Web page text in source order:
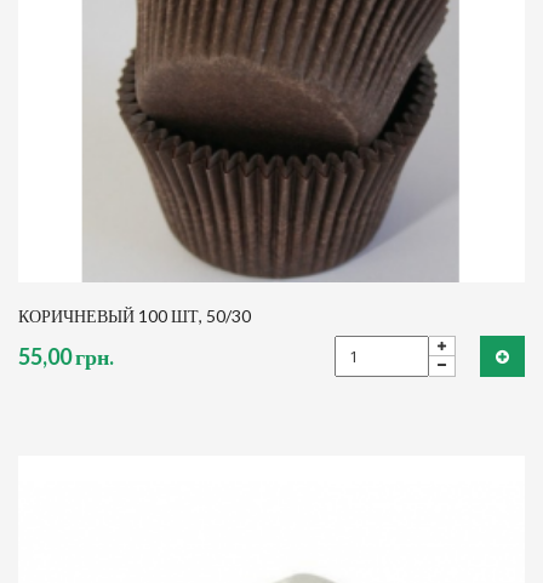
КОРИЧНЕВЫЙ 100 ШТ, 50/30
55,00 грн.